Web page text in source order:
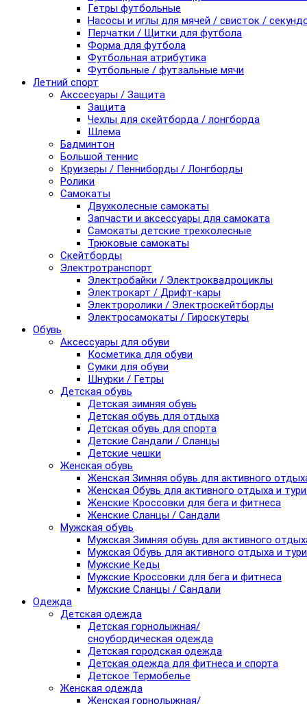
Гетры футбольные
Насосы и иглы для мячей / свисток /
Перчатки / Щитки для футбола
Форма для футбола
Футбольная атрибутика
Футбольные / футзальные мячи
Летний спорт
Акссесуары / Защита
Защита
Чехлы для скейтборда / лонгборда
Шлема
Бадминтон
Большой теннис
Круизеры / Пенниборды / Лонгборды
Ролики
Самокаты
Двухколесные самокаты
Запчасти и аксессуары для самоката
Самокаты детские трехколесные
Трюковые самокаты
Скейтборды
Электротранспорт
Электробайки / Электроквадроциклы
Электрокарт / Дрифт-кары
Электроролики / Электроскейтборды
Электросамокаты / Гироскутеры
Обувь
Аксессуары для обуви
Косметика для обуви
Сумки для обуви
Шнурки / Гетры
Детская обувь
Детская зимняя обувь
Детская обувь для отдыха
Детская обувь для спорта
Детские Сандали / Сланцы
Детские чешки
Женская обувь
Женская Зимняя обувь для активного
Женская Обувь для активного отдыха и
Женские Кроссовки для бега и фитнеса
Женские Сланцы / Сандали
Мужская обувь
Мужская Зимняя обувь для активного
Мужская Обувь для активного отдыха и
Мужские Кеды
Мужские Кроссовки для бега и фитнеса
Мужские Сланцы / Сандали
Одежда
Детская одежда
Детская горнолыжная/
сноубордическая одежда
Детская городская одежда
Детская одежда для фитнеса и спорта
Детское Термобелье
Женская одежда
Женская горнолыжная/